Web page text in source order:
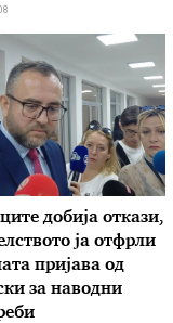
добија откази,
ја отфрли
пријава од
за наводни